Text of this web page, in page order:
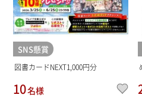
SNS懸賞
図書カードNEXT1,000円分
10名様